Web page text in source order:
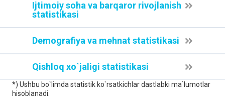
Ijtimoiy soha va barqaror rivojlanish
statistikasi
Demografiya va mehnat statistikasi
Qishloq xo`jaligi statistikasi
*) Ushbu bo`limda statistik ko`rsatkichlar dastlabki ma`lumotlar
hisoblanadi.